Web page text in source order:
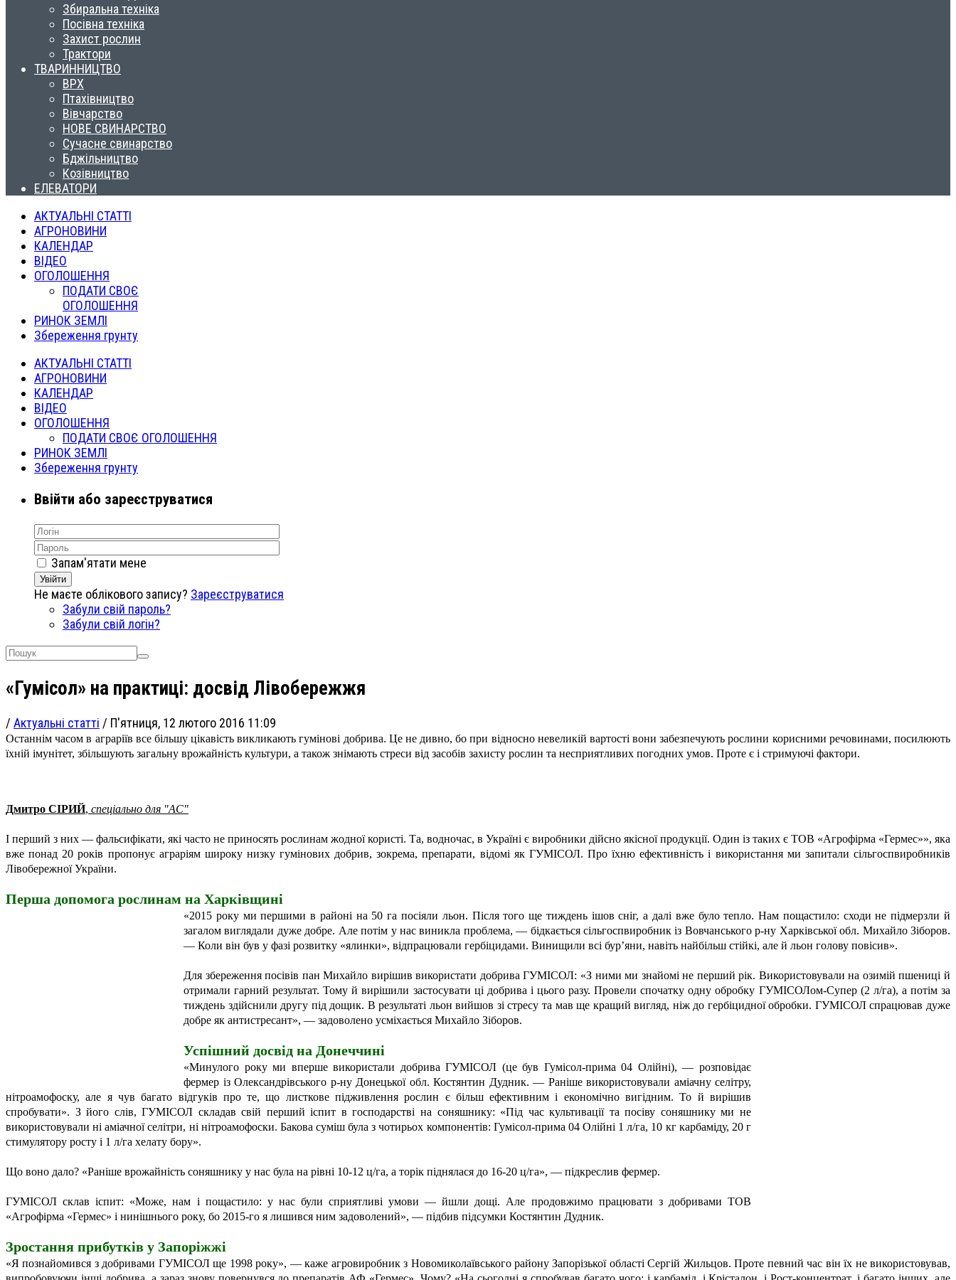
Збиральна техніка
Посівна техніка
Захист рослин
Трактори
ТВАРИННИЦТВО
ВРХ
Птахівництво
Вівчарство
НОВЕ СВИНАРСТВО
Сучасне свинарство
Бджільництво
Козівництво
ЕЛЕВАТОРИ
АКТУАЛЬНІ СТАТТІ
АГРОНОВИНИ
КАЛЕНДАР
ВІДЕО
ОГОЛОШЕННЯ
ПОДАТИ СВОЄ
ОГОЛОШЕННЯ
РИНОК ЗЕМЛІ
Збереження грунту
АКТУАЛЬНІ СТАТТІ
АГРОНОВИНИ
КАЛЕНДАР
ВІДЕО
ОГОЛОШЕННЯ
ПОДАТИ СВОЄ ОГОЛОШЕННЯ
РИНОК ЗЕМЛІ
Збереження грунту
Ввійти або зареєструватися
Запам'ятати мене
Увійти
Не маєте облікового запису? Зареєструватися
Забули свій пароль?
Забули свій логін?
«Гумісол» на практиці: досвід Лівобережжя
/ Актуальні статті / П'ятниця, 12 лютого 2016 11:09
Останнім часом в аграріїв все більшу цікавість викликають гумінові добрива. Це не дивно, бо при відносно невеликій вартості вони забезпечують рослини корисними речовинами, посилюють
їхній імунітет, збільшують загальну врожайність культури, а також знімають стреси від засобів захисту рослин та несприятливих погодних умов. Проте є і стримуючі фактори.
Дмитро СІРИЙ, спеціально для "АС"
І перший з них — фальсифікати, які часто не приносять рослинам жодної користі. Та, водночас, в Україні є виробники дійсно якісної продукції. Один із таких є ТОВ «Агрофірма «Гермес»», яка
вже понад 20 років пропонує аграріям широку низку гумінових добрив, зокрема, препарати, відомі як ГУМІСОЛ. Про їхню ефективність і використання ми запитали сільгоспвиробників
Лівобережної України.
Перша допомога рослинам на Харківщині
«2015 року ми першими в районі на 50 га посіяли льон. Після того ще тиждень ішов сніг, а далі вже було тепло. Нам пощастило: сходи не підмерзли й
загалом виглядали дуже добре. Але потім у нас виникла проблема, — бідкається сільгоспвиробник із Вовчанського р-ну Харківської обл. Михайло Зіборов.
— Коли він був у фазі розвитку «ялинки», відпрацювали гербіцидами. Винищили всі бур’яни, навіть найбільш стійкі, але й льон голову повісив».
Для збереження посівів пан Михайло вирішив використати добрива ГУМІСОЛ: «З ними ми знайомі не перший рік. Використовували на озимій пшениці й
отримали гарний результат. Тому й вирішили застосувати ці добрива і цього разу. Провели спочатку одну обробку ГУМІСОЛом-Супер (2 л/га), а потім за
тиждень здійснили другу під дощик. В результаті льон вийшов зі стресу та мав ще кращий вигляд, ніж до гербіцидної обробки. ГУМІСОЛ спрацював дуже
добре як антистресант», — задоволено усміхається Михайло Зіборов.
Успішний досвід на Донеччині
«Минулого року ми вперше використали добрива ГУМІСОЛ (це був Гумісол-прима 04 Олійні), — розповідає
фермер із Олександрівського р-ну Донецької обл. Костянтин Дудник. — Раніше використовували аміачну селітру,
нітроамофоску, але я чув багато відгуків про те, що листкове підживлення рослин є більш ефективним і економічно вигідним. То й вирішив
спробувати». З його слів, ГУМІСОЛ складав свій перший іспит в господарстві на соняшнику: «Під час культивації та посіву соняшнику ми не
використовували ні аміачної селітри, ні нітроамофоски. Бакова суміш була з чотирьох компонентів: Гумісол-прима 04 Олійні 1 л/га, 10 кг карбаміду, 20 г
стимулятору росту і 1 л/га хелату бору».
Що воно дало? «Раніше врожайність соняшнику у нас була на рівні 10-12 ц/га, а торік піднялася до 16-20 ц/га», — підкреслив фермер.
ГУМІСОЛ склав іспит: «Може, нам і пощастило: у нас були сприятливі умови — йшли дощі. Але продовжимо працювати з добривами ТОВ
«Агрофірма «Гермес» і нинішнього року, бо 2015-го я лишився ним задоволений», — підбив підсумки Костянтин Дудник.
Зростання прибутків у Запоріжжі
«Я познайомився з добривами ГУМІСОЛ ще 1998 року», — каже агровиробник з Новомиколаївського району Запорізької області Сергій Жильцов. Проте певний час він їх не використовував,